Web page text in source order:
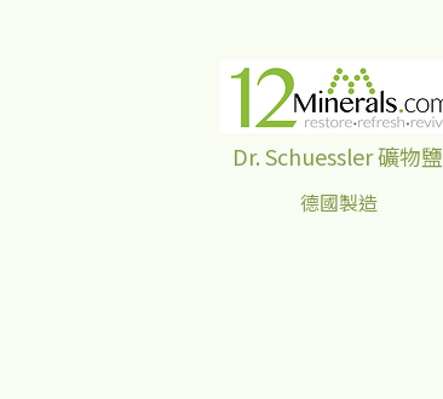
Dr. Schuessler 礦物鹽
德國製造